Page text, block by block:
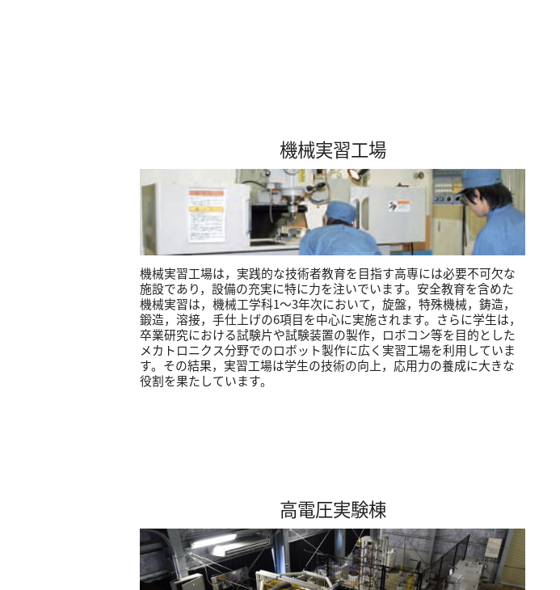
機械実習工場
機械実習工場は，実践的な技術者教育を目指す高専には必要不可欠な
施設であり，設備の充実に特に力を注いでいます。安全教育を含めた
機械実習は，機械工学科1～3年次において，旋盤，特殊機械，鋳造，
鍛造，溶接，手仕上げの6項目を中心に実施されます。さらに学生は，
卒業研究における試験片や試験装置の製作，ロボコン等を目的とした
メカトロニクス分野でのロボット製作に広く実習工場を利用していま
す。その結果，実習工場は学生の技術の向上，応用力の養成に大きな
役割を果たしています。
高電圧実験棟